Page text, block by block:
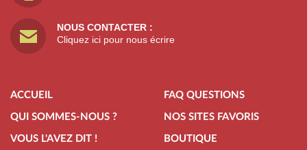
NOUS CONTACTER :
Cliquez ici pour nous écrire
ACCUEIL
QUI SOMMES-NOUS ?
VOUS L'AVEZ DIT !
FAQ QUESTIONS
NOS SITES FAVORIS
BOUTIQUE